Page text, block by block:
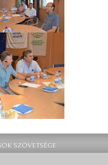
SZÖVETSÉGE